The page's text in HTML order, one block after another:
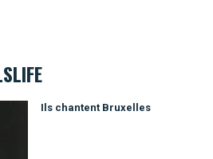
Ils chantent Bruxelles